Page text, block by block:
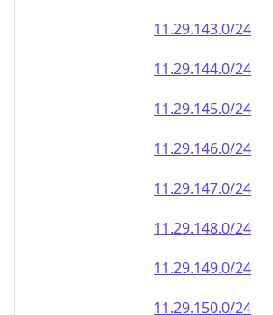
11.29.143.0/24
11.29.144.0/24
11.29.145.0/24
11.29.146.0/24
11.29.147.0/24
11.29.148.0/24
11.29.149.0/24
11.29.150.0/24